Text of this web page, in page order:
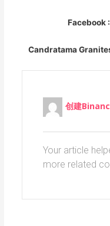
Facebook :
Candratama
创建
Your article
more related